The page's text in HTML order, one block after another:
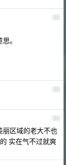
32
。
33
34
丽区域的老大不也
实在气不过就爽